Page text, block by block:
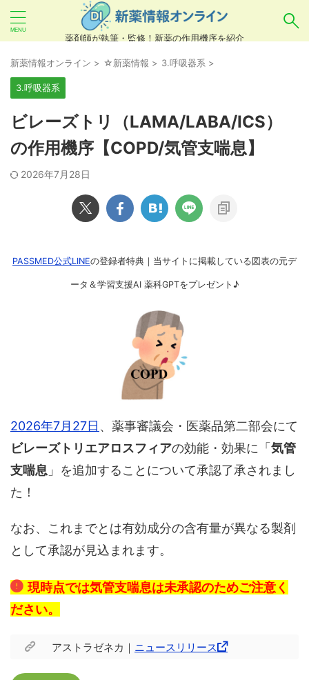
薬剤師が執筆・監修！新薬の作用機序を紹介
あいまい検索（例：ひらがな、誤字）には対応し
ていませんので、製品名・一般名・キーワードな
どを カタカナでご入力ください。
良い例：テセントリク
悪い例：てせんとりく テセンタリク
新薬情報オンライン > ☆新薬情報 > 3.呼吸器系 >
3.呼吸器系
ビレーズトリ（LAMA/LABA/ICS）
の作用機序【COPD/気管支喘息】
2026年7月28日
PASSMED公式LINEの登録者特典｜当サイトに掲載している図表の元デ
ータ＆学習支援AI 薬科GPTをプレゼント♪
2026年7月27日 、薬事審議会・医薬品第二部会にて
ビレーズトリエアロスフィアの効能・効果に「 気管
支喘息 」を追加することについて承認了承されまし
た！
なお、これまでとは有効成分の含有量が異なる製剤
として承認が見込まれます。
現時点では気管支喘息は未承認のためご注意く
ださい。
アストラゼネカ｜ ニュースリリース